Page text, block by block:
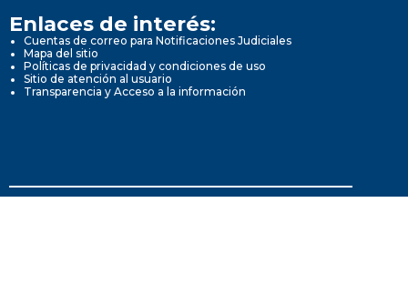
Enlaces de interés:
Cuentas de correo para Notificaciones Judiciales
Mapa del sitio
Políticas de privacidad y condiciones de uso
Sitio de atención al usuario
Transparencia y Acceso a la información